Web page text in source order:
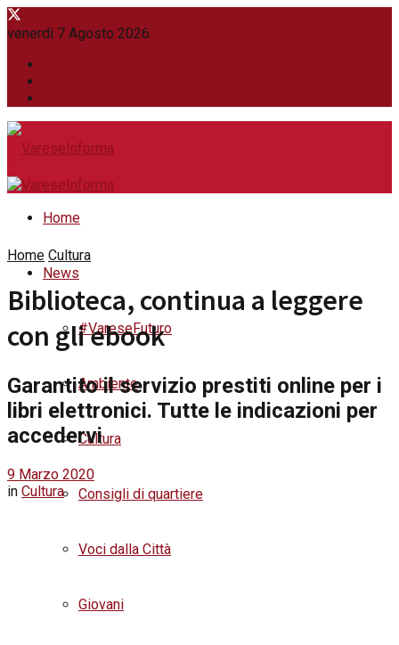
venerdì 7 Agosto 2026
Home
News
#VareseFuturo
Ambiente
Cultura
Consigli di quartiere
Voci dalla Città
Giovani
Home Cultura
Biblioteca, continua a leggere
con gli ebook
Garantito il servizio prestiti online per i
libri elettronici. Tutte le indicazioni per
accedervi
9 Marzo 2020
in Cultura